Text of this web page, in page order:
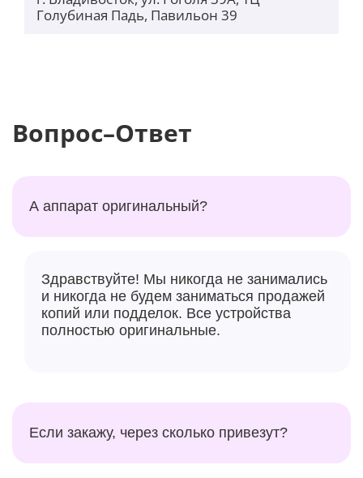
Голубиная Падь, Павильон 39
Вопрос–Ответ
А аппарат оригинальный?
Здравствуйте! Мы никогда не занимались
и никогда не будем заниматься продажей
копий или подделок. Все устройства
полностью оригинальные.
Если закажу, через сколько привезут?